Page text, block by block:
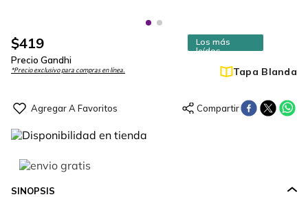
$419
Los más
leídos
Precio Gandhi
*Precio exclusivo para compras en línea. Tapa Blanda
SINOPSIS